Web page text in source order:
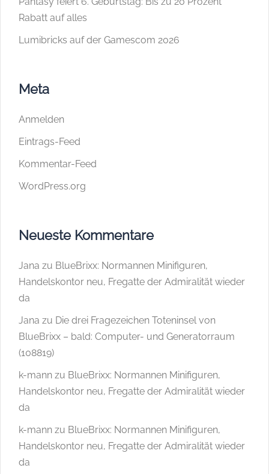
Rabatt auf alles
Lumibricks auf der Gamescom 2026
Meta
Anmelden
Eintrags-Feed
Kommentar-Feed
WordPress.org
Neueste Kommentare
Jana zu BlueBrixx: Normannen Minifiguren,
Handelskontor neu, Fregatte der Admiralität wieder
da
Jana zu Die drei Fragezeichen Toteninsel von
BlueBrixx – bald: Computer- und Generatorraum
(108819)
k-mann zu BlueBrixx: Normannen Minifiguren,
Handelskontor neu, Fregatte der Admiralität wieder
da
k-mann zu BlueBrixx: Normannen Minifiguren,
Handelskontor neu, Fregatte der Admiralität wieder
da